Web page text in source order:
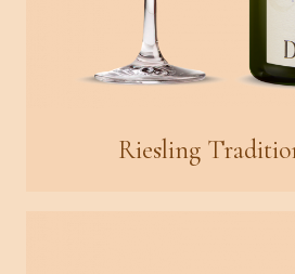
Riesling